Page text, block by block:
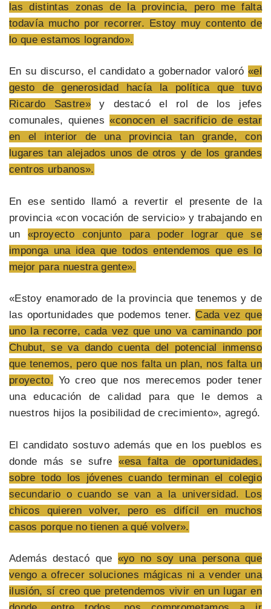
las distintas zonas de la provincia, pero me falta
todavía mucho por recorrer. Estoy muy contento de
lo que estamos logrando».
En su discurso, el candidato a gobernador valoró «el
gesto de generosidad hacía la política que tuvo
Ricardo Sastre»y destacó el rol de los jefes
comunales, quienes«conocen el sacrificio de estar
en el interior de una provincia tan grande, con
lugares tan alejados unos de otros y de los grandes
centros urbanos».
En ese sentido llamó a revertir el presente de la
provincia «con vocación de servicio» y trabajando en
un«proyecto conjunto para poder lograr que se
imponga una idea que todos entendemos que es lo
mejor para nuestra gente».
«Estoy enamorado de la provincia que tenemos y de
las oportunidades que podemos tener. Cada vez que
uno la recorre, cada vez que uno va caminando por
Chubut, se va dando cuenta del potencial inmenso
que tenemos, pero que nos falta un plan, nos falta un
proyecto. Yo creo que nos merecemos poder tener
una educación de calidad para que le demos a
nuestros hijos la posibilidad de crecimiento», agregó.
El candidato sostuvo además que en los pueblos es
donde más se sufre«esa falta de oportunidades,
sobre todo los jóvenes cuando terminan el colegio
secundario o cuando se van a la universidad. Los
chicos quieren volver, pero es difícil en muchos
casos porque no tienen a qué volver».
Además destacó que «yo no soy una persona que
vengo a ofrecer soluciones mágicas ni a vender una
ilusión, sí creo que pretendemos vivir en un lugar en